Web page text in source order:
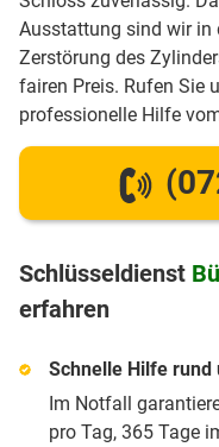
Ausstattung sind wir in
Zerstörung des
fairen Preis. Rufen Sie
professionelle Hilfe
Schlüsseldienst
erfahren
Schnelle Hilfe rund
Im Notfall
pro Tag, 365 Tage